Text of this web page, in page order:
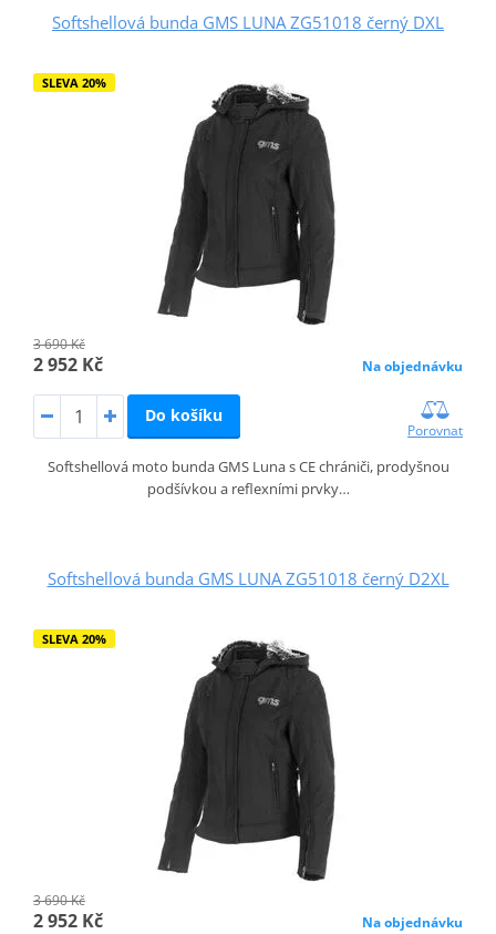
Softshellová bunda GMS LUNA ZG51018 černý DXL
SLEVA 20%
3 690 Kč
2 952 Kč Na objednávku
Do košíku
Porovnat
Softshellová moto bunda GMS Luna s CE chrániči, prodyšnou
podšívkou a reflexními prvky…
Softshellová bunda GMS LUNA ZG51018 černý D2XL
SLEVA 20%
3 690 Kč
2 952 Kč Na objednávku